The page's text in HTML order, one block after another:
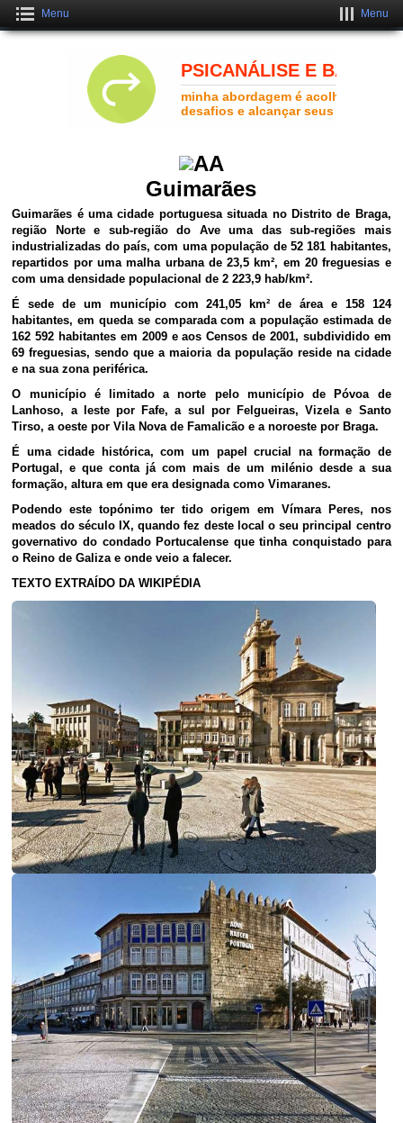
Menu Menu
Guimarães
Guimarães é uma cidade portuguesa situada no Distrito de Braga,
região Norte e sub-região do Ave uma das sub-regiões mais
industrializadas do país, com uma população de 52 181 habitantes,
repartidos por uma malha urbana de 23,5 km², em 20 freguesias e
com uma densidade populacional de 2 223,9 hab/km².
É sede de um município com 241,05 km² de área e 158 124
habitantes, em queda se comparada com a população estimada de
162 592 habitantes em 2009 e aos Censos de 2001, subdividido em
69 freguesias, sendo que a maioria da população reside na cidade
e na sua zona periférica.
O município é limitado a norte pelo município de Póvoa de
Lanhoso, a leste por Fafe, a sul por Felgueiras, Vizela e Santo
Tirso, a oeste por Vila Nova de Famalicão e a noroeste por Braga.
É uma cidade histórica, com um papel crucial na formação de
Portugal, e que conta já com mais de um milénio desde a sua
formação, altura em que era designada como Vimaranes.
Podendo este topónimo ter tido origem em Vímara Peres, nos
meados do século IX, quando fez deste local o seu principal centro
governativo do condado Portucalense que tinha conquistado para
o Reino de Galiza e onde veio a falecer.
TEXTO EXTRAÍDO DA WIKIPÉDIA
Crie uma Loja Online Grátis